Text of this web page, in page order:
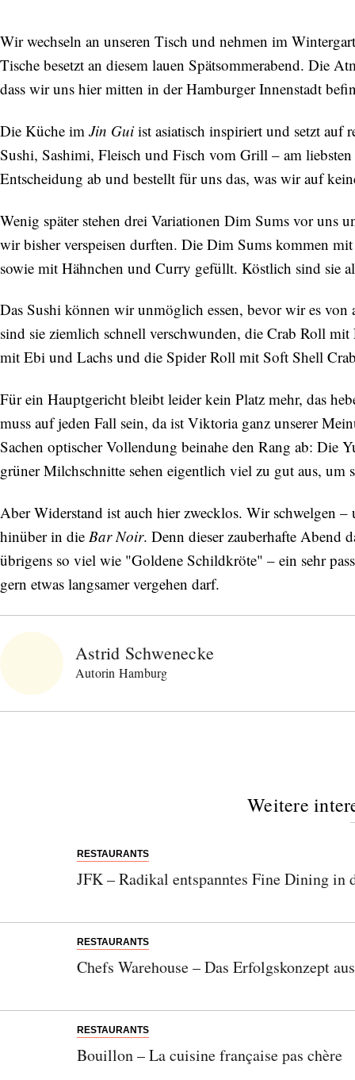
Wir wechseln an unseren Tisch und nehmen im
Tische besetzt an diesem lauen Spätsommerabend. Die
dass wir uns hier mitten in der Hamburger Innenstadt
Die Küche im Jin Gui ist asiatisch inspiriert und setzt auf
Sushi, Sashimi, Fleisch und Fisch vom Grill – am
Entscheidung ab und bestellt für uns das, was wir auf
Wenig später stehen drei Variationen Dim Sums vor uns
wir bisher verspeisen durften. Die Dim Sums kommen
sowie mit Hähnchen und Curry gefüllt. Köstlich sind sie
Das Sushi können wir unmöglich essen, bevor wir es
sind sie ziemlich schnell verschwunden, die Crab Roll
mit Ebi und Lachs und die Spider Roll mit Soft Shell
Für ein Hauptgericht bleibt leider kein Platz mehr, das
muss auf jeden Fall sein, da ist Viktoria ganz unserer
Sachen optischer Vollendung beinahe den Rang ab: Die
grüner Milchschnitte sehen eigentlich viel zu gut aus, um
Aber Widerstand ist auch hier zwecklos. Wir schwelgen
hinüber in die Bar Noir. Denn dieser zauberhafte Abend
übrigens so viel wie "Goldene Schildkröte" – ein sehr
gern etwas langsamer vergehen darf.
Astrid Schwenecke
Autorin Hamburg
Weitere
RESTAURANTS
JFK – Radikal entspanntes Fine Dining in
RESTAURANTS
Chefs Warehouse – Das Erfolgskonzept
RESTAURANTS
Bouillon – La cuisine française pas chère
Einwilligung den Newsletter mit Informationen zu
neuen Beiträgen. DieDatenschutzerklärung habe ich
zur Kenntnis genommen und akzeptiere diese.